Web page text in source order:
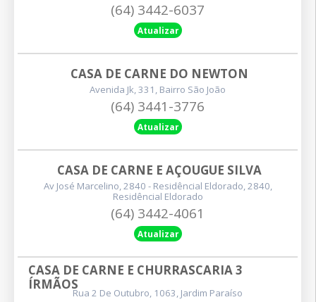
(64) 3442-6037
Atualizar
CASA DE CARNE DO NEWTON
Avenida Jk, 331, Bairro São João
(64) 3441-3776
Atualizar
CASA DE CARNE E AÇOUGUE SILVA
Av José Marcelino, 2840 - Residêncial Eldorado, 2840,
Residêncial Eldorado
(64) 3442-4061
Atualizar
CASA DE CARNE E CHURRASCARIA 3
ÍRMÃOS
Rua 2 De Outubro, 1063, Jardim Paraíso